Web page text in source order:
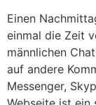
Einen
einmal die Zeit
männlichen
auf andere
Messenger,